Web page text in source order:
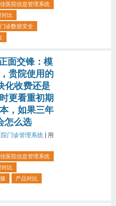
医院信息管理系统
对比
门诊数据安全
面交锋：模
贵院使用的
化收费还是
更看重初期
，如果三年
怎么选
门诊管理系统 | 用
医院信息管理系统
对比
产品对比